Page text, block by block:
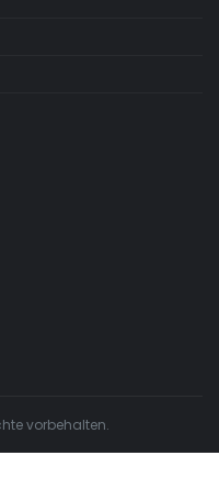
vorbehalten.